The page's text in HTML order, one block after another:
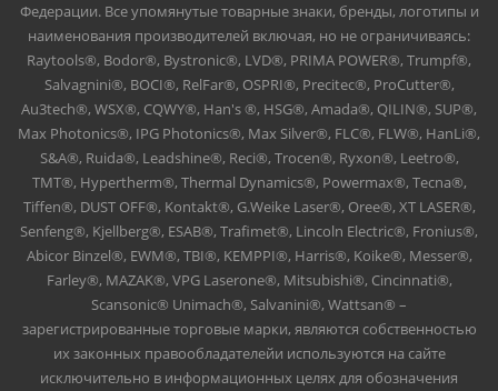
Федерации. Все упомянутые товарные знаки, бренды, логотипы и
наименования производителей включая, но не ограничиваясь:
Raytools®, Bodor®, Bystronic®, LVD®, PRIMA POWER®, Trumpf®,
Salvagnini®, BOCI®, RelFar®, OSPRI®, Precitec®, ProCutter®,
Au3tech®, WSX®, CQWY®, Han's ®, HSG®, Amada®, QILIN®, SUP®,
Max Photonics®, IPG Photonics®, Max Silver®, FLC®, FLW®, HanLi®,
S&A®, Ruida®, Leadshine®, Reci®, Trocen®, Ryxon®, Leetro®,
TMT®, Hypertherm®, Thermal Dynamics®, Powermax®, Tecna®,
Tiffen®, DUST OFF®, Kontakt®, G.Weike Laser®, Oree®, XT LASER®,
Senfeng®, Kjellberg®, ESAB®, Trafimet®, Lincoln Electric®, Fronius®,
Abicor Binzel®, EWM®, TBI®, KEMPPI®, Harris®, Koike®, Messer®,
Farley®, MAZAK®, VPG Laserone®, Mitsubishi®, Cincinnati®,
Scansonic® Unimach®, Salvanini®, Wattsan® –
зарегистрированные торговые марки, являются собственностью
их законных правообладателейи используются на сайте
исключительно в информационных целях для обозначения